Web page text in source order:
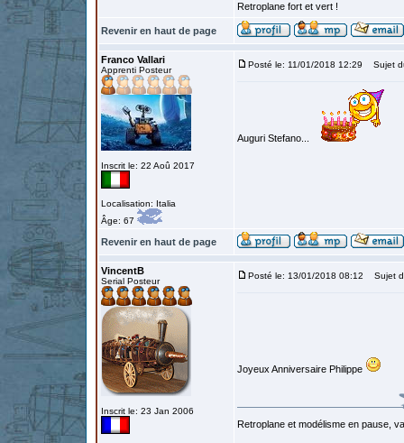
Retroplane fort et vert !
Revenir en haut de page
Franco Vallari
Apprenti Posteur
Inscrit le: 22 Aoû 2017
Localisation: Italia
Âge: 67
Posté le: 11/01/2018 12:29 Sujet
Auguri Stefano...
Revenir en haut de page
VincentB
Serial Posteur
Inscrit le: 23 Jan 2006
Posté le: 13/01/2018 08:12 Sujet
Joyeux Anniversaire Philippe
Retroplane et modélisme en pause,